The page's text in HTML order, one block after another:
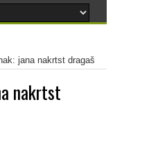
jana nakrtst dragaš
nakrtst